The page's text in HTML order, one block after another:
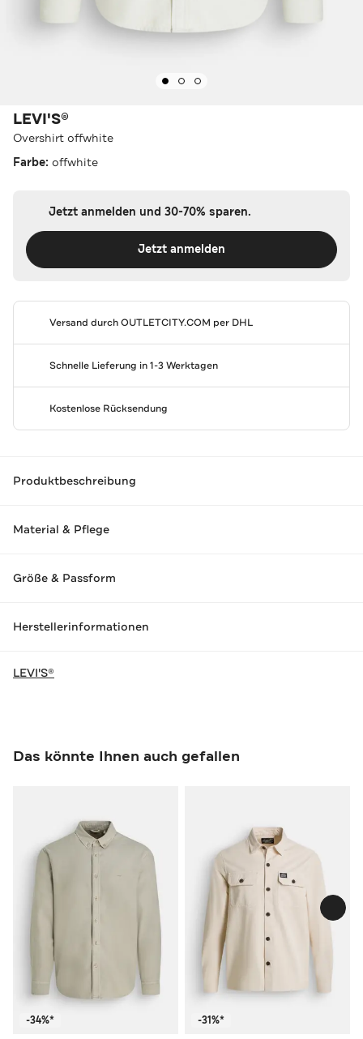
LEVI'S®
Overshirt offwhite
Farbe: offwhite
Jetzt anmelden und 30-70% sparen.
Jetzt anmelden
Versand durchOUTLETCITY.COM per DHL
Schnelle Lieferung in 1-3 Werktagen
Kostenlose Rücksendung
Produktbeschreibung
Material & Pflege
Größe & Passform
Herstellerinformationen
LEVI'S®
Das könnte Ihnen auch gefallen
-34%* -31%*